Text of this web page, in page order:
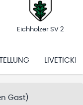
Eichholzer SV 2
LIVETICKER
Gast)